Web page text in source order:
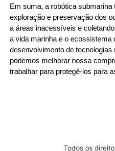
Em suma, a robótica
exploração e preservação dos
a áreas inacessíveis e
a vida marinha e o ecossistema
desenvolvimento de
podemos melhorar nossa
trabalhar para protegê-los para
Todos os